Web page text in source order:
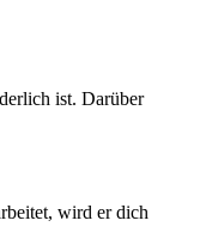
ist. Darüber
wird er dich